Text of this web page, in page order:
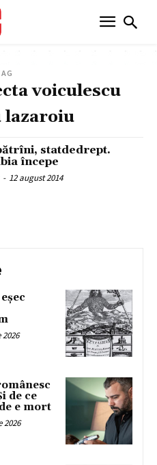
voiculescu
lazaroiu
statdedrept.
începe
- 12 august 2014
2026
de ce
e mort
2026